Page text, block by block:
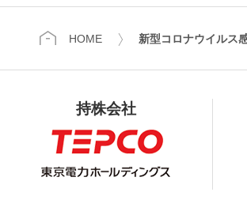
HOME 新型コロナウイルス
持株会社